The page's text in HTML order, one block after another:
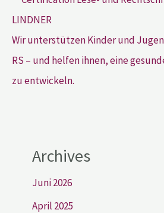
Wir unterstützen Kinder und
RS – und helfen ihnen, eine
zu entwickeln.
Archives
Juni 2026
April 2025